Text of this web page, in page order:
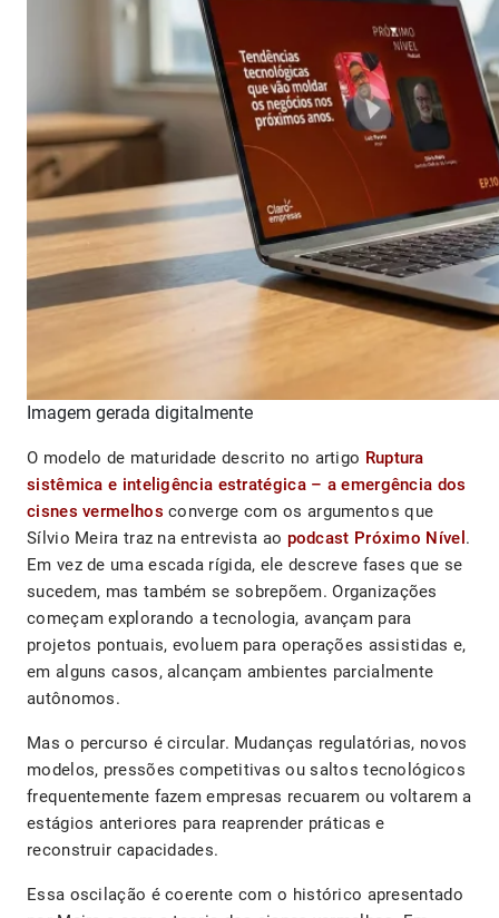
Imagem gerada digitalmente
O modelo de maturidade descrito no artigo Ruptura
sistêmica e inteligência estratégica – a emergência dos
cisnes vermelhos converge com os argumentos que
Sílvio Meira traz na entrevista ao podcast Próximo Nível .
Em vez de uma escada rígida, ele descreve fases que se
sucedem, mas também se sobrepõem. Organizações
começam explorando a tecnologia, avançam para
projetos pontuais, evoluem para operações assistidas e,
em alguns casos, alcançam ambientes parcialmente
autônomos.
Mas o percurso é circular. Mudanças regulatórias, novos
modelos, pressões competitivas ou saltos tecnológicos
frequentemente fazem empresas recuarem ou voltarem a
estágios anteriores para reaprender práticas e
reconstruir capacidades.
Essa oscilação é coerente com o histórico apresentado